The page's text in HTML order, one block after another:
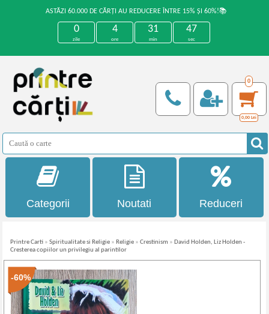
ASTĂZI 60.000 DE CĂRȚI AU REDUCERE ÎNTRE 15% ȘI 60%!📚
0
zile
4
ore
31
min
46
sec
0
0,00 Lei
Categorii Noutati Reduceri
Printre Carti »Spiritualitate si Religie » Religie »Crestinism » David Holden, Liz Holden -
Cresterea copiilor un privilegiu al parintilor
-60%